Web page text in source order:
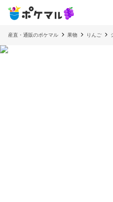
産直・通販のポケマル 果物 りんご